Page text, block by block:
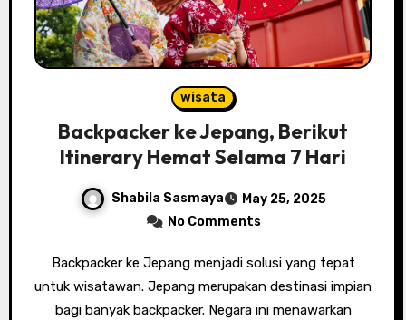
wisata
Backpacker ke Jepang, Berikut
Itinerary Hemat Selama 7 Hari
Shabila Sasmaya
May 25, 2025
No Comments
Backpacker ke Jepang menjadi solusi yang tepat
untuk wisatawan. Jepang merupakan destinasi impian
bagi banyak backpacker. Negara ini menawarkan